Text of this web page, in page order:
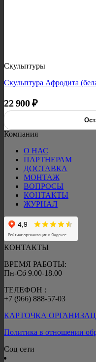
Скульптуры
Скульптура Афродита
22 900₽
Компания
О НАС
ПАРТНЕРАМ
ДОСТАВКА
МОНТАЖ
ВОПРОСЫ
КОНТАКТЫ
ЖУРНАЛ
КОНТАКТЫ
ВРЕМЯ РАБОТЫ:
Пн-Сб 9.00-18.00
ТЕЛЕФОН :
+7 (966) 888-57-03
КАРТОЧКА
Политика в отношении
Соц сети